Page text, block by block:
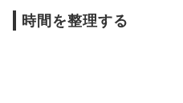
時間を整理する